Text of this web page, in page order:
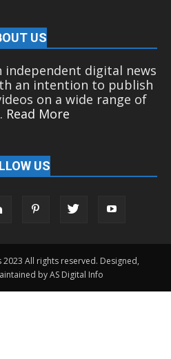
US
independent digital news
an intention to publish
on a wide range of
Read More
US
All rights reserved. Designed,
by AS Digital Info